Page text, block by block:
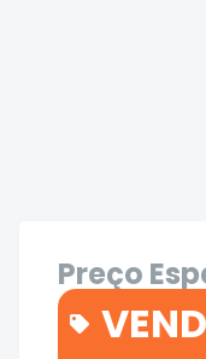
Preço
R$48.900
Contato